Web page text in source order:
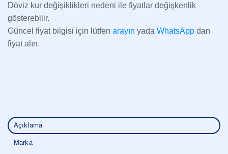
Döviz kur değişiklikleri nedeni ile fiyatlar değişkenlik
gösterebilir.
Güncel fiyat bilgisi için lütfen arayın yada WhatsApp dan
fiyat alın.
Açıklama
Marka